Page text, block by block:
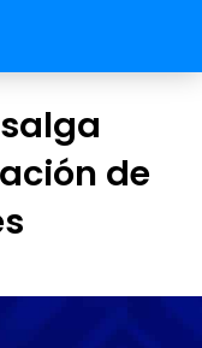
de